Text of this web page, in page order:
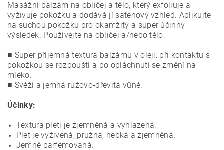
Masážní balzám na obličej a tělo, který exfoliuje a
vyživuje pokožku a dodává jí saténový vzhled. Aplikujte
na suchou pokožku pro okamžitý a super účinný
výsledek. Používejte na obličej a/nebo tělo.
■ Super příjemná textura balzámu v oleji: při kontaktu s
pokožkou se rozpouští a po opláchnutí se změní na
mléko.
■ Svěží a jemná růžovo-dřevitá vůně.
Účinky:
Textura pleti je zjemněná a vyhlazená.
Pleť je vyživená, pružná, hebká a zjemněná.
Jemně parfémovaná.